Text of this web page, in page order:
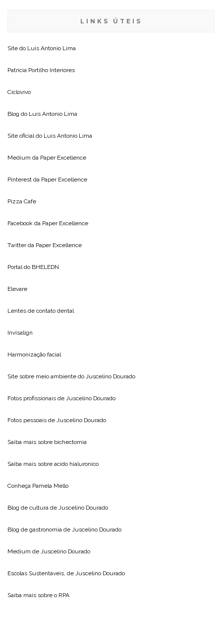
LINKS ÚTEIS
Site do Luis Antonio Lima
Patricia Portilho Interiores
Ciclovivo
Blog do Luis Antonio Lima
Site oficial do Luis Antonio Lima
Medium da Paper Excellence
Pinterest da Paper Excellence
Pizza Cafe
Facebook da Paper Excellence
Twitter da Paper Excellence
Portal do BHELEDN
Elevare
Lentes de contato dental
Invisalign
Harmonização facial
Site sobre meio ambiente do Juscelino Dourado
Fotos profissionais de Juscelino Dourado
Fotos pessoais de Juscelino Dourado
Saiba mais sobre bichectomia
Saiba mais sobre acido hialuronico
Conheça Pamela Mello
Blog de cultura de Juscelino Dourado
Blog de gastronomia de Juscelino Dourado
Medium de Juscelino Dourado
Escolas Sustentáveis, de Juscelino Dourado
Saiba mais sobre o RPA